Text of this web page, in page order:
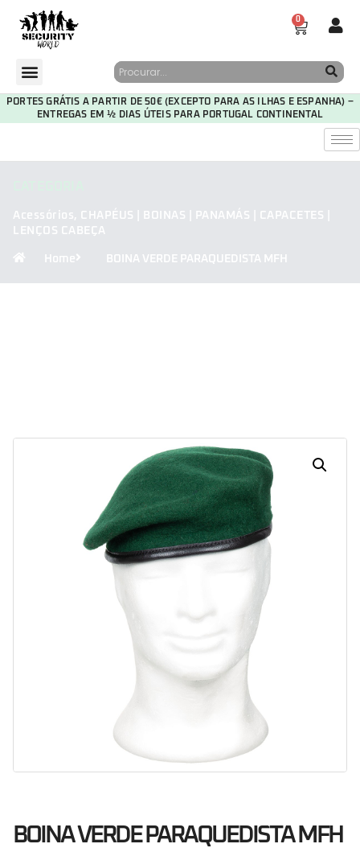
0
PORTES GRÁTIS A PARTIR DE 50€ (EXCEPTO PARA AS ILHAS E ESPANHA) –
ENTREGAS EM ½ DIAS ÚTEIS PARA PORTUGAL CONTINENTAL
Acessórios,
CHAPÉUS | BOINAS | PANAMÁS | CAPACETES |
LENÇOS CABEÇA
Home BOINA VERDE PARAQUEDISTA MFH
BOINA VERDE PARAQUEDISTA MFH